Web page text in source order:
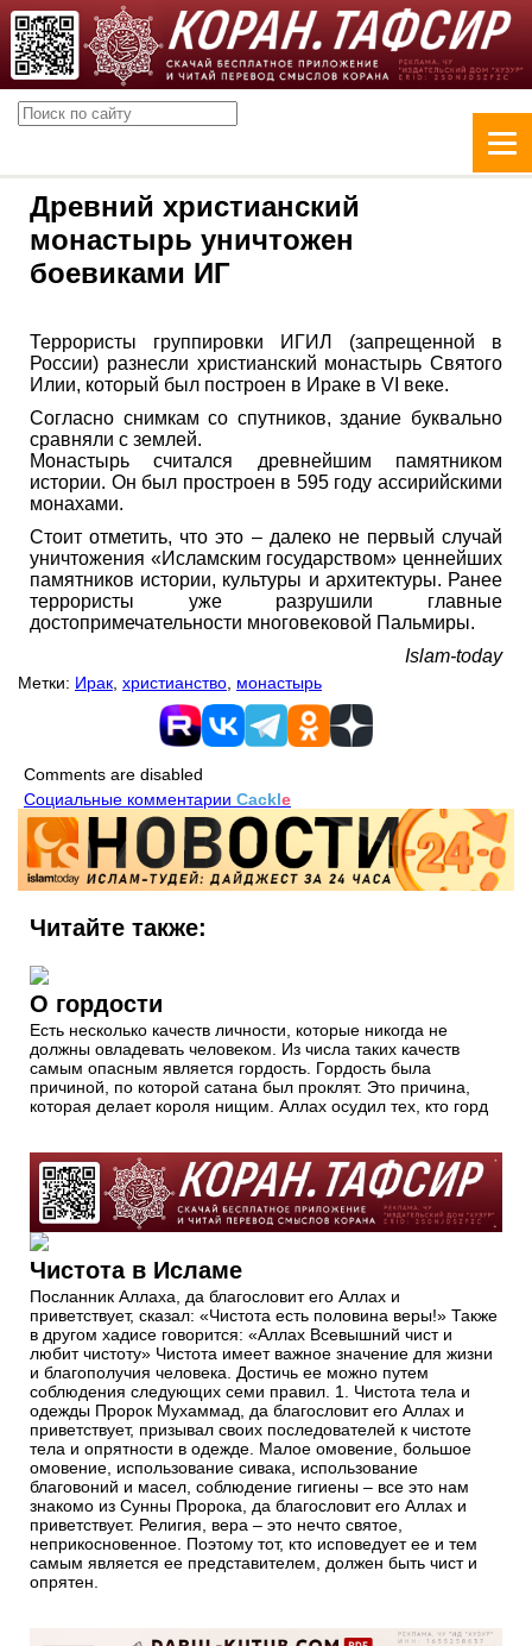
Древний христианский
монастырь уничтожен
боевиками ИГ
Террористы группировки ИГИЛ (запрещенной в
России) разнесли христианский монастырь Святого
Илии, который был построен в Ираке в VI веке.
Согласно снимкам со спутников, здание буквально
сравняли с землей.
Монастырь считался древнейшим памятником
истории. Он был простроен в 595 году ассирийскими
монахами.
Стоит отметить, что это – далеко не первый случай
уничтожения «Исламским государством» ценнейших
памятников истории, культуры и архитектуры. Ранее
террористы уже разрушили главные
достопримечательности многовековой Пальмиры.
Islam-today
Метки: Ирак христианство монастырь
Comments are disabled
Социальные комментарии Cackle
Читайте также:
О гордости
Есть несколько качеств личности, которые никогда не
должны овладевать человеком. Из числа таких качеств
самым опасным является гордость. Гордость была
причиной, по которой сатана был проклят. Это причина,
которая делает короля нищим. Аллах осудил тех, кто горд
Чистота в Исламе
Посланник Аллаха, да благословит его Аллах и
приветствует, сказал: «Чистота есть половина веры!» Также
в другом хадисе говорится: «Аллах Всевышний чист и
любит чистоту» Чистота имеет важное значение для жизни
и благополучия человека. Достичь ее можно путем
соблюдения следующих семи правил. 1. Чистота тела и
одежды Пророк Мухаммад, да благословит его Аллах и
приветствует, призывал своих последователей к чистоте
тела и опрятности в одежде. Малое омовение, большое
омовение, использование сивака, использование
благовоний и масел, соблюдение гигиены – все это нам
знакомо из Сунны Пророка, да благословит его Аллах и
приветствует. Религия, вера – это нечто святое,
неприкосновенное. Поэтому тот, кто исповедует ее и тем
самым является ее представителем, должен быть чист и
опрятен.